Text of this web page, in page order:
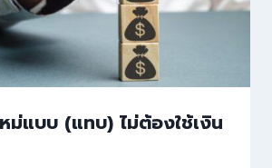
ม่แบบ (แทบ) ไม่ต้องใช้เงิน